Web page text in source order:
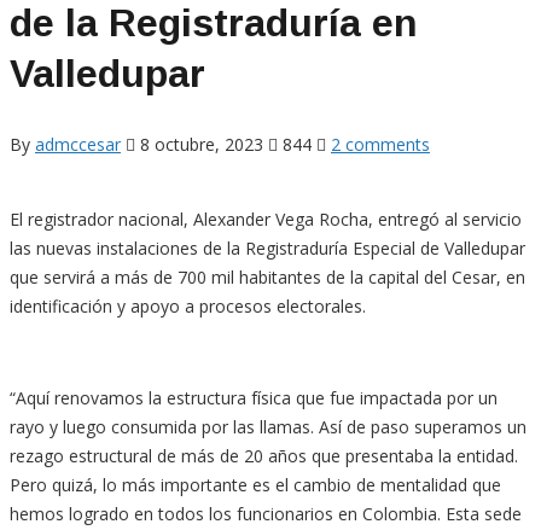
de la Registraduría en
Valledupar
By admccesar 8 octubre, 2023 844 2 comments
El registrador nacional, Alexander Vega Rocha, entregó al servicio
las nuevas instalaciones de la Registraduría Especial de Valledupar
que servirá a más de 700 mil habitantes de la capital del Cesar, en
identificación y apoyo a procesos electorales.
“Aquí renovamos la estructura física que fue impactada por un
rayo y luego consumida por las llamas. Así de paso superamos un
rezago estructural de más de 20 años que presentaba la entidad.
Pero quizá, lo más importante es el cambio de mentalidad que
hemos logrado en todos los funcionarios en Colombia. Esta sede